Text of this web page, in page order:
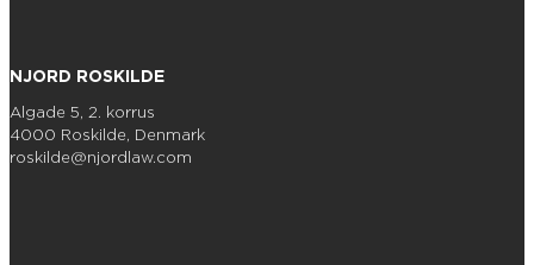
NJORD ROSKILDE
Algade 5, 2. korrus
4000 Roskilde, Denmark
roskilde@njordlaw.com